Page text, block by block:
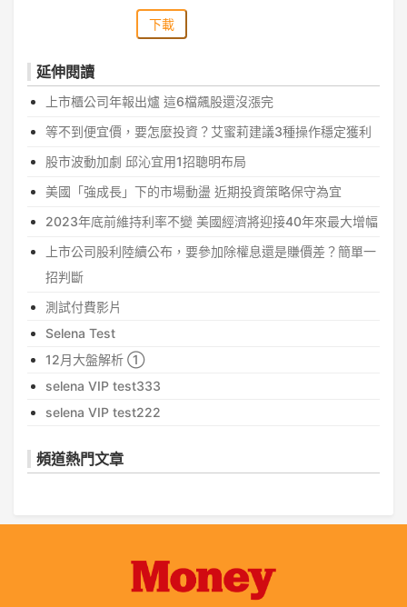
下載
延伸閱讀
上市櫃公司年報出爐 這6檔飆股還沒漲完
等不到便宜價，要怎麼投資？艾蜜莉建議3種操作穩定獲利
股市波動加劇 邱沁宜用1招聰明布局
美國「強成長」下的市場動盪 近期投資策略保守為宜
2023年底前維持利率不變 美國經濟將迎接40年來最大增幅
上市公司股利陸續公布，要參加除權息還是賺價差？簡單一
招判斷
測試付費影片
Selena Test
12月大盤解析 ①
selena VIP test333
selena VIP test222
頻道熱門文章